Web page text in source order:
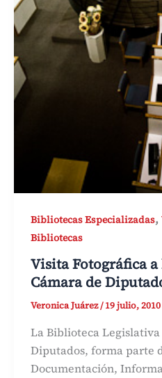
Bibliotecas Especializadas,
Bibliotecas
Visita Fotográfica
Cámara de
Veronica Juárez/19 julio, 2010
La Biblioteca
Diputados, forma parte
Documentación,